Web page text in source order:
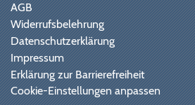
AGB
Widerrufsbelehrung
Datenschutzerklärung
Impressum
Erklärung zur Barrierefreiheit
Cookie-Einstellungen anpassen